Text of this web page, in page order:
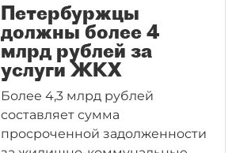
Петербуржцы
должны более 4
млрд рублей за
услуги ЖКХ
Более 4,3 млрд рублей
составляет сумма
просроченной задолженности